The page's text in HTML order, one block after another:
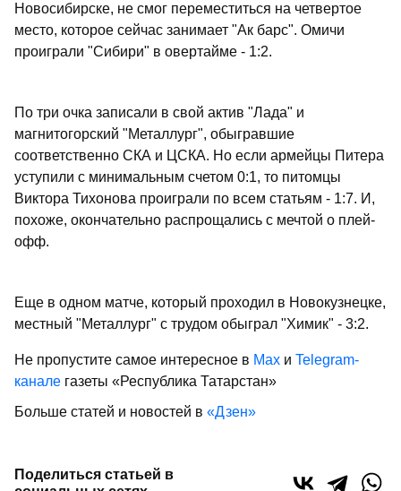
Новосибирске, не смог переместиться на четвертое
место, которое сейчас занимает "Ак барс". Омичи
проиграли "Сибири" в овертайме - 1:2.
По три очка записали в свой актив "Лада" и
магнитогорский "Металлург", обыгравшие
соответственно СКА и ЦСКА. Но если армейцы Питера
уступили с минимальным счетом 0:1, то питомцы
Виктора Тихонова проиграли по всем статьям - 1:7. И,
похоже, окончательно распрощались с мечтой о плей-
офф.
Еще в одном матче, который проходил в Новокузнецке,
местный "Металлург" с трудом обыграл "Химик" - 3:2.
Не пропустите самое интересное в Max и Telegram-
канале газеты «Республика Татарстан»
Больше статей и новостей в «Дзен»
Поделиться статьей в